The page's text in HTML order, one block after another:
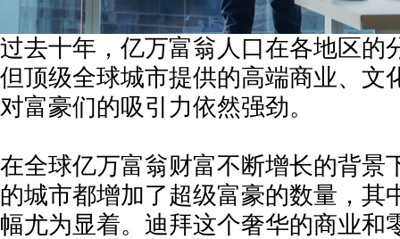
过去十年，亿万富翁人口在各地区的
但顶级全球城市提供的高端商业、文
对富豪们的吸引力依然强劲。
在全球亿万富翁财富不断增长的背景
的城市都增加了超级富豪的数量，其
幅尤为显着。迪拜这个奢华的商业和